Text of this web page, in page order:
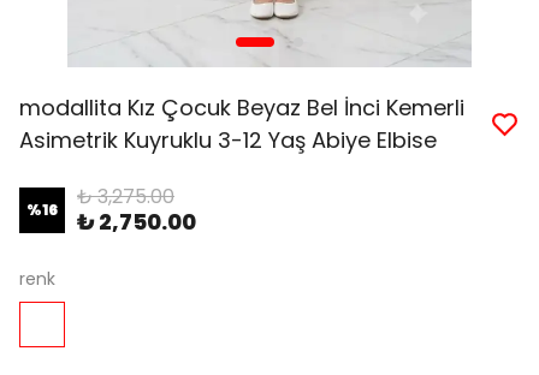
modallita Kız Çocuk Beyaz Bel İnci Kemerli
Asimetrik Kuyruklu 3-12 Yaş Abiye Elbise
%16 ₺ 3,275.00
₺ 2,750.00
renk